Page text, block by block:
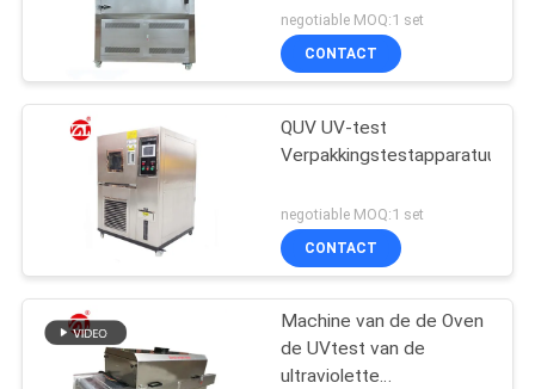
Plastieken Enz.
negotiable MOQ:1 set
CONTACT
QUV UV-test
Verpakkingstestapparatuur
negotiable MOQ:1 set
CONTACT
Machine van de de Oven
de UVtest van de
ultraviolette